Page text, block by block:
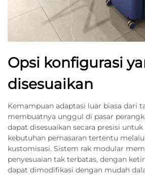
Opsi konfigurasi
disesuaikan
Kemampuan adaptasi luar biasa dari
membuatnya unggul di pasar
dapat disesuaikan secara presisi
kebutuhan pemasaran tertentu
kustomisasi. Sistem rak modular
penyesuaian tak terbatas, dengan
dapat dimodifikasi dengan mudah